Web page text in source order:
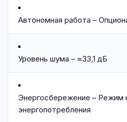
Автономная работа –
Уровень шума – ≈33,1 дБ
Энергосбережение – Режим
энергопотребления